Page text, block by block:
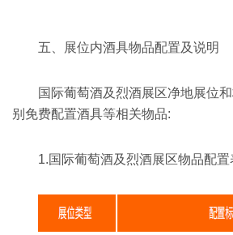
五、展位内酒具物品配置及说明
国际葡萄酒及烈酒展区净地展位
别免费配置酒具等相关物品:
1.国际葡萄酒及烈酒展区物品配